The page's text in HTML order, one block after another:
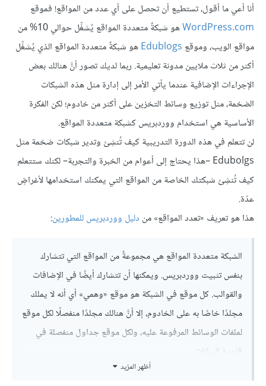
أنا أعي ما أقول، تستطيع أن تحصل على أي عدد من المواقع! فموقع
WordPress.com
هو شبكةٌ متعددة المواقع يُشغِّل حوالي 10% من
مواقع الويب، وموقع Edublogsهو شبكةٌ متعددة المواقع الذي يُشغِّل
أكثر من ثلاث ملايين مدونة تعليمية. ربما لديك تصور أنَّ هنالك بعض
الإجراءات الإضافية عندما يأتي الأمر إلى إدارة مثل هذه الشبكات
الضخمة، مثل توزيع وسائط التخزين على أكثر من خادوم؛ لكن الفكرة
الأساسية هي استخدام ووردبريس كشبكة متعددة المواقع.
لن تتعلم في هذه الدورة التدريبية كيف تُنشِئ وتدير شبكات ضخمة مثل
Edubolgs –هذا يحتاج إلى أعوام من الخبرة والتجربة– لكنك ستتعلم
كيف تُنشِئ شبكتك الخاصة من المواقع التي يمكنك استخدامها لأغراضٍ
عدّة.
هذا هو تعريف «تعدد المواقع» من دليل ووردبريس للمطورين:
الشبكة متعددة المواقع هي مجموعةٌ من المواقع التي تتشارك
بنفس تثبيت ووردبريس. ويمكنها أن تتشارك أيضًا في الإضافات
والقوالب. كل موقع في الشبكة هو موقع «وهمي» أي أنه لا يملك
مجلدًا خاصًا به على الخادوم، إلا أنَّ هنالك مجلدًا منفصلًا لكل موقع
لملفات الوسائط المرفوعة عليه، ولكل موقع جداول منفصلة في
قاعدة البيانات.
أظهر المزيد